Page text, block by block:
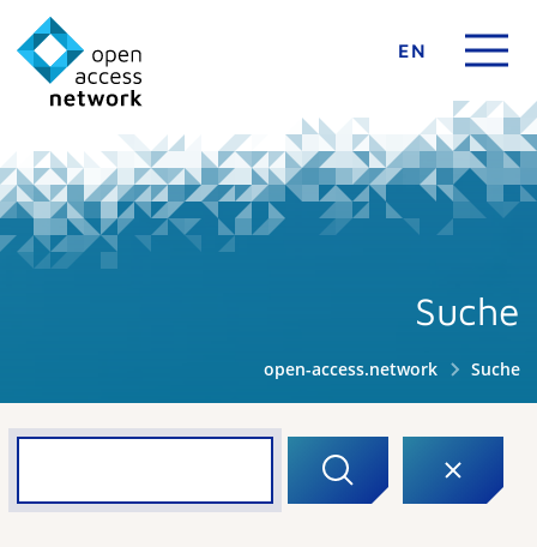
EN
Suche
open-access.network Suche